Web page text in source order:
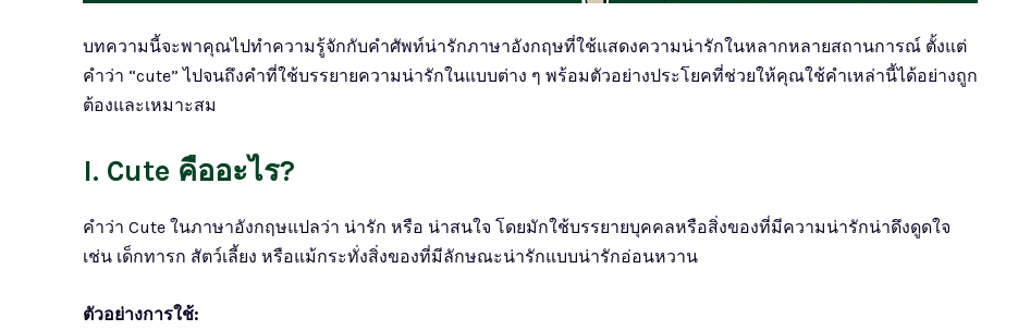
บทความนี้จะพาคุณไปทำความรู้จักกับคำศัพท์น่ารักภาษาอังกฤษที่ใช้แสดงความน่ารักในหลากหลายสถานการณ์ ตั้งแต่
คำว่า “cute” ไปจนถึงคำที่ใช้บรรยายความน่ารักในแบบต่าง ๆ พร้อมตัวอย่างประโยคที่ช่วยให้คุณใช้คำเหล่านี้ได้อย่างถูก
ต้องและเหมาะสม
I. Cute คืออะไร?
คำว่า Cute ในภาษาอังกฤษแปลว่า น่ารัก หรือ น่าสนใจ โดยมักใช้บรรยายบุคคลหรือสิ่งของที่มีความน่ารักน่าดึงดูดใจ
เช่น เด็กทารก สัตว์เลี้ยง หรือแม้กระทั่งสิ่งของที่มีลักษณะน่ารักแบบน่ารักอ่อนหวาน
ตัวอย่างการใช้: